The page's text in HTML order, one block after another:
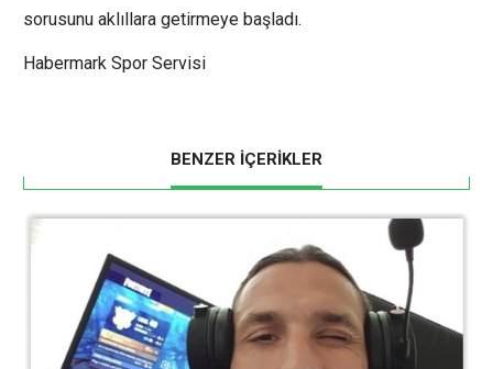
sorusunu aklıllara getirmeye başladı.
Habermark Spor Servisi
BENZER İÇERİKLER